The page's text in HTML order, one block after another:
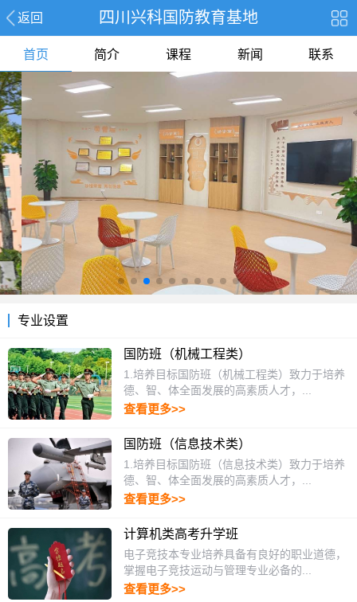
返回 四川兴科国防教育基地
首页 简介 课程 新闻 联系
专业设置
国防班（机械工程类）
1.培养目标国防班（机械工程类）致力于培养
德、智、体全面发展的高素质人才，...
查看更多>>
国防班（信息技术类）
1.培养目标国防班（信息技术类）致力于培养
德、智、体全面发展的高素质人才，...
查看更多>>
计算机类高考升学班
电子竞技本专业培养具备有良好的职业道德，
掌握电子竞技运动与管理专业必备的...
查看更多>>